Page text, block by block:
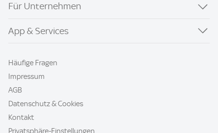
Für Unternehmen
App & Services
Häufige Fragen
Impressum
AGB
Datenschutz & Cookies
Kontakt
Privatsphäre-Einstellungen